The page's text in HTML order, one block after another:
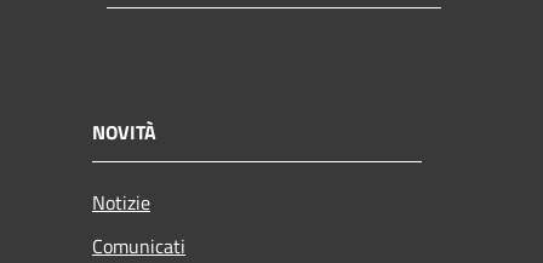
NOVITÀ
Notizie
Comunicati